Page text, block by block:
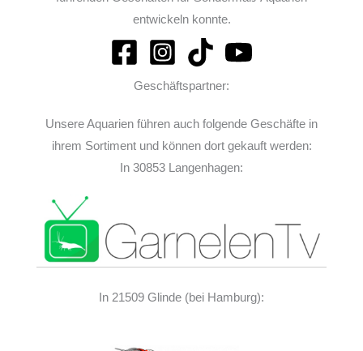
entwickeln konnte.
Geschäftspartner:
Unsere Aquarien führen auch folgende Geschäfte in
ihrem Sortiment und können dort gekauft werden:
In 30853 Langenhagen:
In 21509 Glinde (bei Hamburg):